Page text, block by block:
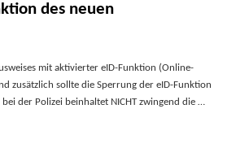
des neuen
mit aktivierter eID-Funktion (Online-
zusätzlich sollte die Sperrung der eID-Funktion
der Polizei beinhaltet NICHT zwingend die …